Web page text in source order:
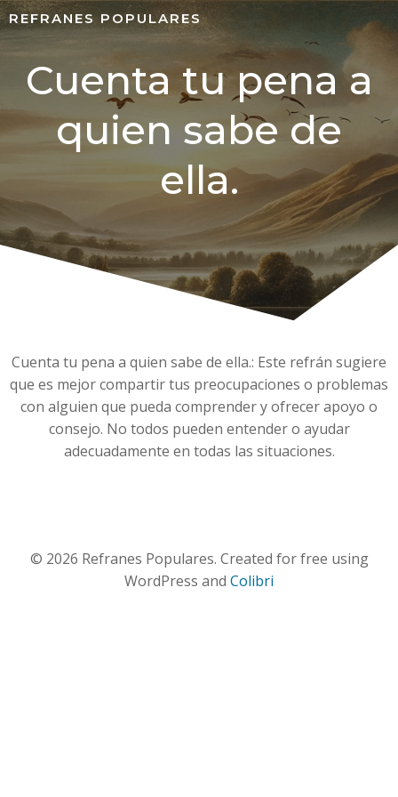
REFRANES POPULARES
Cuenta tu pena a
quien sabe de
ella.
Cuenta tu pena a quien sabe de ella.: Este refrán sugiere
que es mejor compartir tus preocupaciones o problemas
con alguien que pueda comprender y ofrecer apoyo o
consejo. No todos pueden entender o ayudar
adecuadamente en todas las situaciones.
© 2026 Refranes Populares. Created for free using
WordPress and Colibri